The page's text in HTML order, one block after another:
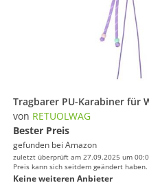
von RETUOLWAG
Bester Preis
gefunden bei Amazon
zuletzt überprüft am 27.09.2025 um
Preis kann sich seitdem geändert haben.
Keine weiteren Anbieter